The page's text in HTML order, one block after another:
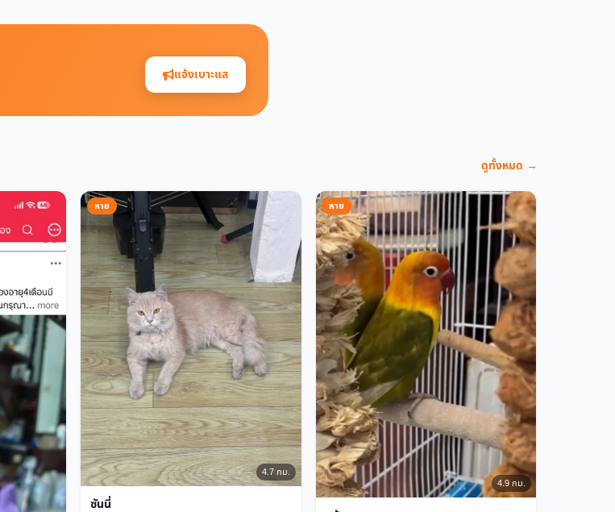
แจ้งเบาะแส
ดูทั้งหมด →
หาย
4.7 กม.
ซันนี่
หาย
4.9 กม.